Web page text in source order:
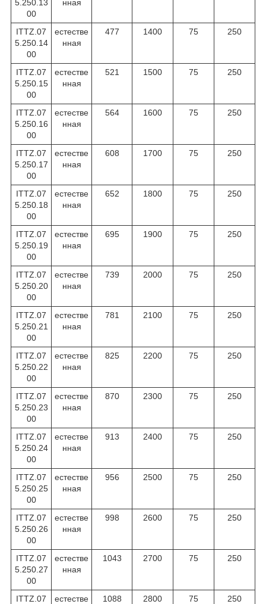
5.250.13
00
нная
ITTZ.07
5.250.14
00
естестве
нная
477 1400 75 250
ITTZ.07
5.250.15
00
естестве
нная
521 1500 75 250
ITTZ.07
5.250.16
00
естестве
нная
564 1600 75 250
ITTZ.07
5.250.17
00
естестве
нная
608 1700 75 250
ITTZ.07
5.250.18
00
естестве
нная
652 1800 75 250
ITTZ.07
5.250.19
00
естестве
нная
695 1900 75 250
ITTZ.07
5.250.20
00
естестве
нная
739 2000 75 250
ITTZ.07
5.250.21
00
естестве
нная
781 2100 75 250
ITTZ.07
5.250.22
00
естестве
нная
825 2200 75 250
ITTZ.07
5.250.23
00
естестве
нная
870 2300 75 250
ITTZ.07
5.250.24
00
естестве
нная
913 2400 75 250
ITTZ.07
5.250.25
00
естестве
нная
956 2500 75 250
ITTZ.07
5.250.26
00
естестве
нная
998 2600 75 250
ITTZ.07
5.250.27
00
естестве
нная
1043 2700 75 250
ITTZ.07
естестве
1088 2800 75 250